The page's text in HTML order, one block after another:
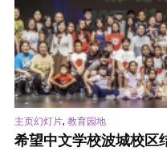
主页幻灯片, 教育园地
希望中文学校波城校区